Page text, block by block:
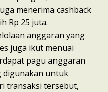
menerima cashback
Rp 25 juta.
anggaran yang
juga ikut menuai
pagu anggaran
digunakan untuk
transaksi tersebut,